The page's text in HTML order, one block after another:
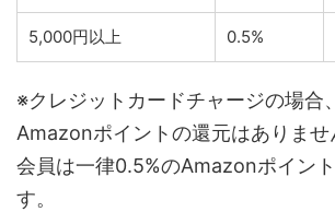
5,000円以上 0.5%
※クレジットカードチャージの場合
Amazonポイントの還元はありませ
会員は一律0.5%のAmazonポイン
す。